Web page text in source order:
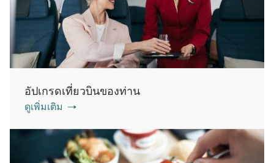
อัปเกรดเที่ยวบินของท่าน
ดูเพิ่มเติม